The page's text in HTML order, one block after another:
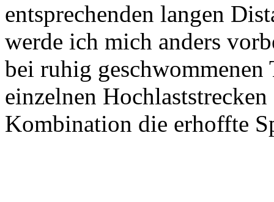
entsprechenden langen
werde ich mich anders
bei ruhig geschwommenen
einzelnen
Kombination die erhoffte